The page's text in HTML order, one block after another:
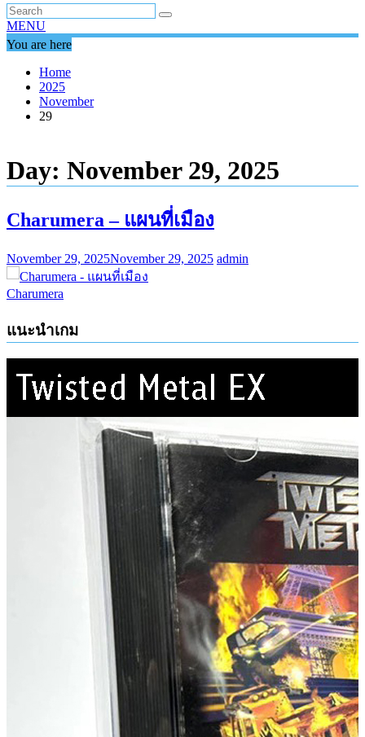
MENU
You are here
Home
2025
November
29
Day: November 29, 2025
Charumera – แผนที่เมือง
November 29, 2025November 29, 2025 admin
Charumera
แนะนำเกม